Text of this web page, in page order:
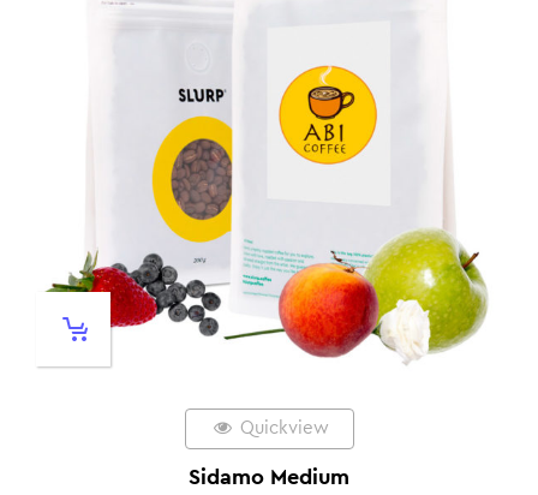
Quickview
Sidamo Medium